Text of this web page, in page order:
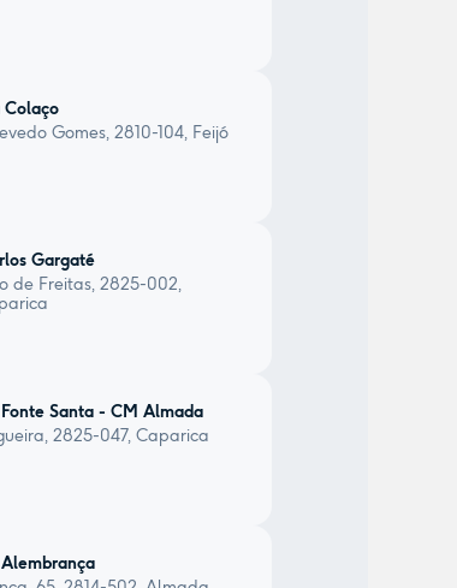
Colaço
Gomes, 2810-104, Feijó
Gargaté
de Freitas, 2825-002,
Fonte Santa - CM Almada
2825-047, Caparica